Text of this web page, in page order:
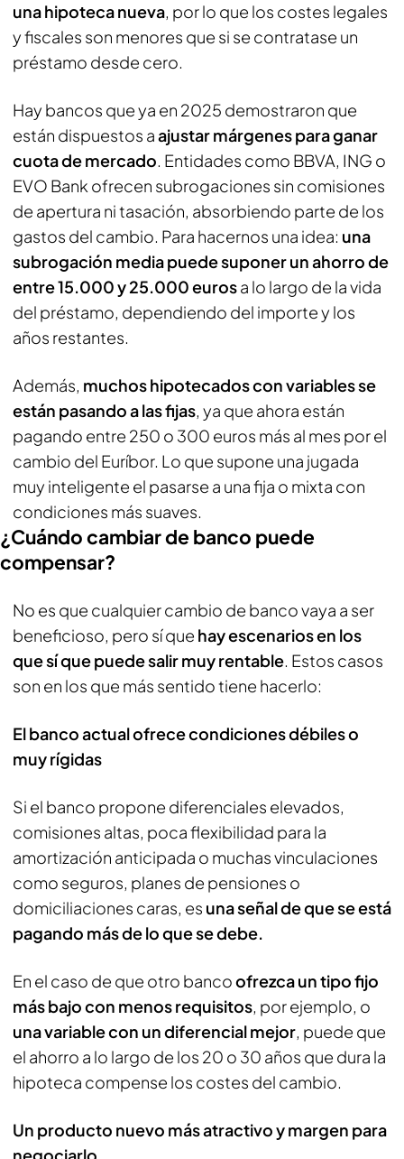
una hipoteca nueva, por lo que los costes legales
y fiscales son menores que si se contratase un
préstamo desde cero.
Hay bancos que ya en 2025 demostraron que
están dispuestos aajustar márgenes para ganar
cuota de mercado. Entidades como BBVA, ING o
EVO Bank ofrecen subrogaciones sin comisiones
de apertura ni tasación, absorbiendo parte de los
gastos del cambio. Para hacernos una idea: una
subrogación media puede suponer un ahorro de
entre 15.000 y 25.000 eurosa lo largo de la vida
del préstamo, dependiendo del importe y los
años restantes.
Además, muchos hipotecados con variables se
están pasando a las fijas, ya que ahora están
pagando entre 250 o 300 euros más al mes por el
cambio del Euríbor. Lo que supone una jugada
muy inteligente el pasarse a una fija o mixta con
condiciones más suaves.
¿Cuándo cambiar de banco puede
compensar?
No es que cualquier cambio de banco vaya a ser
beneficioso, pero sí que hay escenarios en los
que sí que puede salir muy rentable. Estos casos
son en los que más sentido tiene hacerlo:
El banco actual ofrece condiciones débiles o
muy rígidas
Si el banco propone diferenciales elevados,
comisiones altas, poca flexibilidad para la
amortización anticipada o muchas vinculaciones
como seguros, planes de pensiones o
domiciliaciones caras, es una señal de que se está
pagando más de lo que se debe.
En el caso de que otro bancoofrezca un tipo fijo
más bajo con menos requisitos, por ejemplo, o
una variable con un diferencial mejor, puede que
el ahorro a lo largo de los 20 o 30 años que dura la
hipoteca compense los costes del cambio.
Un producto nuevo más atractivo y margen para